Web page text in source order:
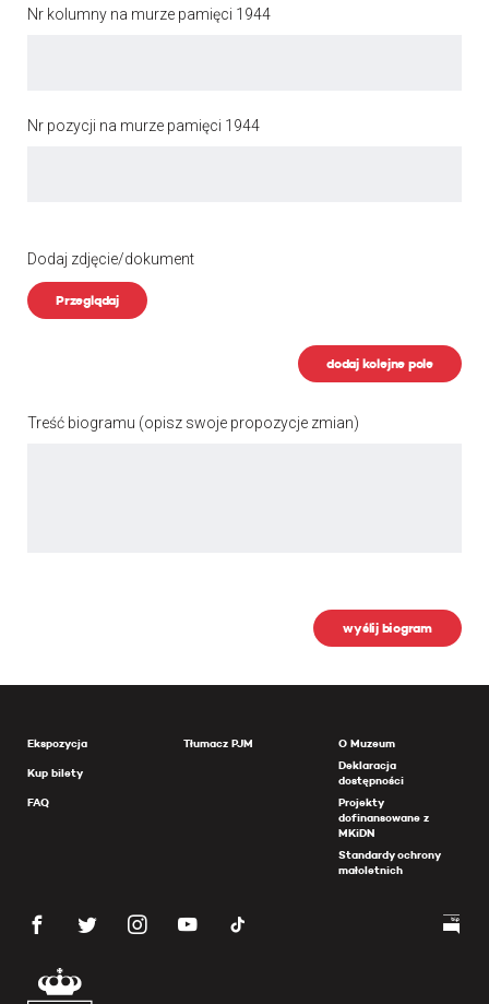
Nr kolumny na murze pamięci 1944
Nr pozycji na murze pamięci 1944
Dodaj zdjęcie/dokument
Przeglądaj
dodaj kolejne pole
Treść biogramu (opisz swoje propozycje zmian)
wyślij biogram
Ekspozycja
Kup bilety
FAQ
Tłumacz PJM
O Muzeum
Deklaracja
dostępności
Projekty
dofinansowane z
MKiDN
Standardy ochrony
małoletnich